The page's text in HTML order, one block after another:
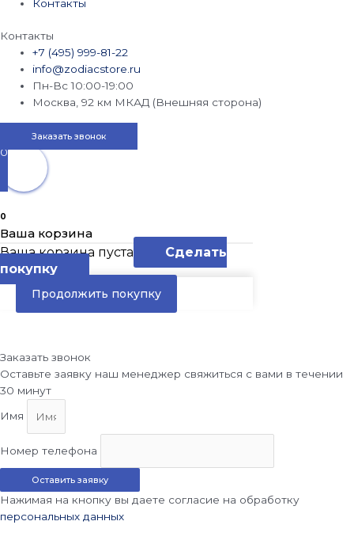
Контакты
Контакты
+7 (495) 999-81-22
info@zodiacstore.ru
Пн-Вс 10:00-19:00
Москва, 92 км МКАД (Внешняя сторона)
Заказать звонок
0
0
Ваша корзина
Ваша корзина пуста
Сделать
покупку
Продолжить покупку
Заказать звонок
Оставьте заявку наш менеджер свяжиться с вами в течении
30 минут
Имя
Номер телефона
Оставить заявку
Нажимая на кнопку вы даете согласие на обработку
персональных данных